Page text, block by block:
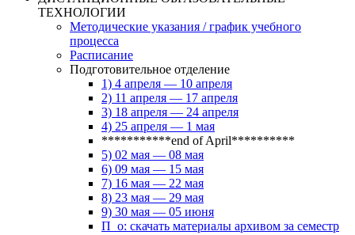
ТЕХНОЛОГИИ
Методические указания / график учебного
процесса
Расписание
Подготовительное отделение
1) 4 апреля — 10 апреля
2) 11 апреля — 17 апреля
3) 18 апреля — 24 апреля
4) 25 апреля — 1 мая
***********end of April**********
5) 02 мая — 08 мая
6) 09 мая — 15 мая
7) 16 мая — 22 мая
8) 23 мая — 29 мая
9) 30 мая — 05 июня
П_о: скачать материалы архивом за семестр